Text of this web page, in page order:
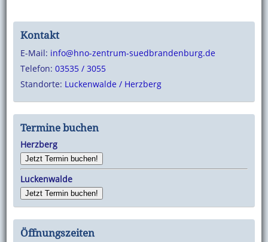
Kontakt
E-Mail: info@hno-zentrum-suedbrandenburg.de
Telefon: 03535 / 3055
Standorte: Luckenwalde / Herzberg
Termine buchen
Herzberg
Jetzt Termin buchen!
Luckenwalde
Jetzt Termin buchen!
Öffnungszeiten